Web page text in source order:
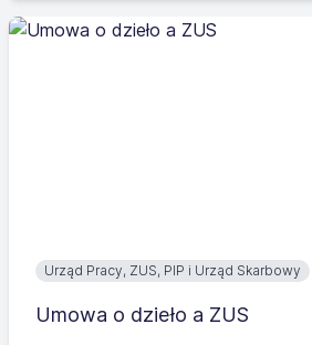
Urząd Pracy, ZUS, PIP i Urząd Skarbowy
Umowa o dzieło a ZUS